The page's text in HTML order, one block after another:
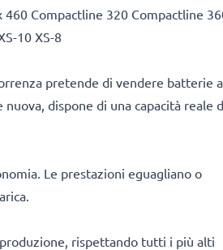
Compactline 320 Compactline
10 XS-8
pretende di vendere batterie
dispone di una capacità reale
Le prestazioni eguagliano o
rispettando tutti i più alti